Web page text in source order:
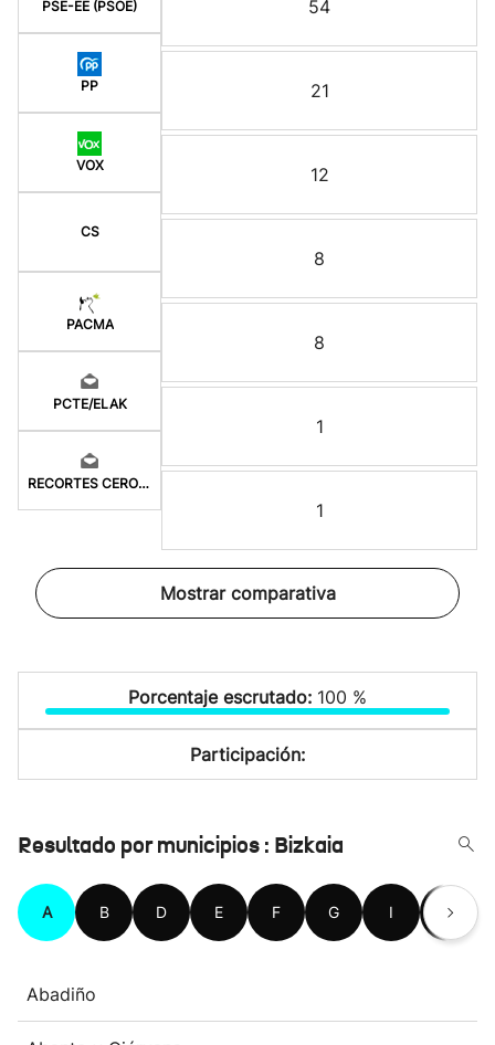
PSE-EE (PSOE)
PP
VOX
CS
PACMA
PCTE/ELAK
RECORTES CERO-GV
54
21
12
8
8
1
1
Mostrar comparativa
Porcentaje escrutado: 100 %
Participación:
Resultado por municipios : Bizkaia
A B D E F G I K
Abadiño